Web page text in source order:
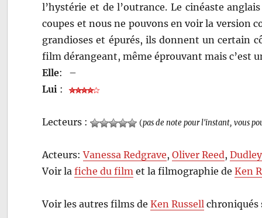
l’hystérie et de l’outrance. Le cinéaste
coupes et nous ne pouvons en voir la version
grandioses et épurés, ils donnent un certain
film dérangeant, même éprouvant mais c’est
Elle:
–
Lui :
Lecteurs : (pas de note pour l'instant, vous
Acteurs:Vanessa Redgrave,Oliver Reed,
Voir lafiche du film et la filmographie deKen
Voir les autres films deKen Russell chroniqués